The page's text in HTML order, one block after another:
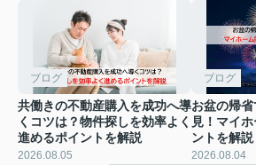
ブログ
共働きの不動産購入を成功へ導
くコツは？物件探しを効率よく
進めるポイントを解説
2026.08.05
ブログ
お盆の帰
見！マイ
ントを解説
2026.08.04